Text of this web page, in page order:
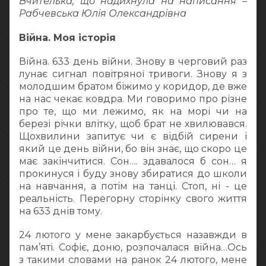
Рабчевська Юлія Олександрівна
Війна. Моя історія
Війна. 633 день війни. Знову в черговий раз
лунає сигнал повітряної тривоги. Знову я з
молодшим братом біжимо у коридор, де вже
на нас чекає ковдра. Ми говоримо про різне
про те, що ми лежимо, як на морі чи на
березі річки влітку, щоб брат не хвилювався.
Щохвилини запитує чи є відбій сирени і
який це день війни, бо він знає, що скоро це
має закінчитися. Сон…. здавалося б сон… я
прокинуся і буду знову збиратися до школи
на навчання, а потім на танці. Стоп, ні - це
реальність. Перегорну сторінку свого життя
на 633 днів тому.
24 лютого у мене закарбується назавжди в
пам’яті. Софіє, доню, розпочалася війна…Ось
з такими словами на ранок 24 лютого, мене